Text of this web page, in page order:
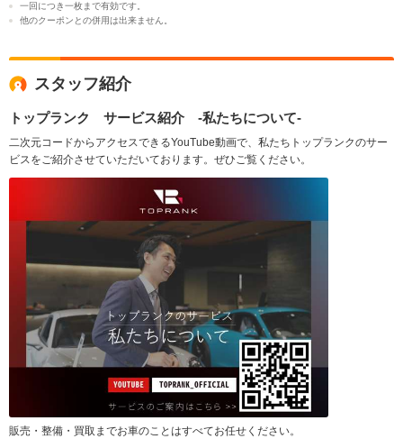
一回につき一枚まで有効です。
他のクーポンとの併用は出来ません。
スタッフ紹介
トップランク サービス紹介 -私たちについて-
二次元コードからアクセスできるYouTube動画で、私たちトップランクのサー
ビスをご紹介させていただいております。ぜひご覧ください。
販売・整備・買取までお車のことはすべてお任せください。